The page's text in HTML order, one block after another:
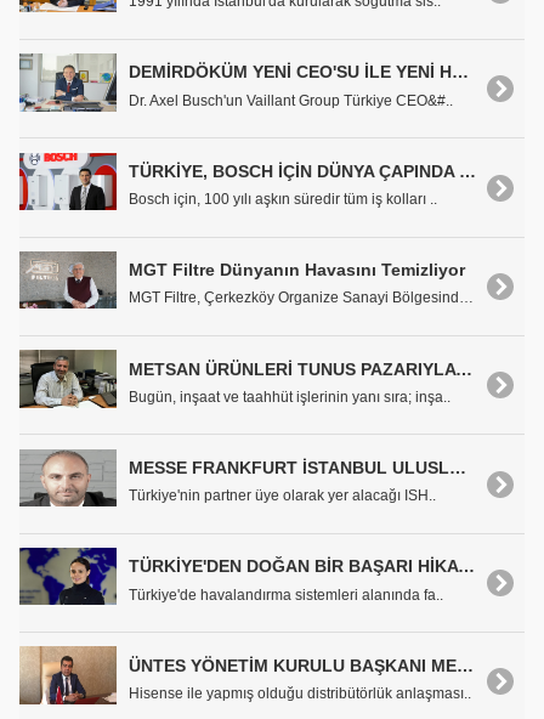
DEMİRDÖKÜM YENİ CEO'SU İLE YENİ HEDEFLERİNE ODAKLANDI
Dr. Axel Busch'un Vaillant Group Türkiye CEO&#..
TÜRKİYE, BOSCH İÇİN DÜNYA ÇAPINDA ÖNDE GELEN ÜRETİM ÜSLERİNDEN BİRİSİ
Bosch için, 100 yılı aşkın süredir tüm iş kolları ..
MGT Filtre Dünyanın Havasını Temizliyor
MGT Filtre, Çerkezköy Organize Sanayi Bölgesinde b..
METSAN ÜRÜNLERİ TUNUS PAZARIYLA BULUŞUYOR
Bugün, inşaat ve taahhüt işlerinin yanı sıra; inşa..
MESSE FRANKFURT İSTANBUL ULUSLARARASI FUARCILIK GENEL MÜDÜRÜ TAYFUN YARDIM: "TÜRKİYE, ISH 2017'DE İKİNCİ EN BÜYÜK KATILIMCI ÜLKE"
Türkiye'nin partner üye olarak yer alacağı ISH..
TÜRKİYE'DEN DOĞAN BİR BAŞARI HİKAYESİ: SYSTEMAIR HSK
Türkiye'de havalandırma sistemleri alanında fa..
ÜNTES YÖNETİM KURULU BAŞKANI MEHMET ŞANAL: "HİSENSE VRF KLİMA SİSTEMLERİ İLE VRF PAZARINDA DA SES GETİRECEĞİZ"
Hisense ile yapmış olduğu distribütörlük anlaşması..